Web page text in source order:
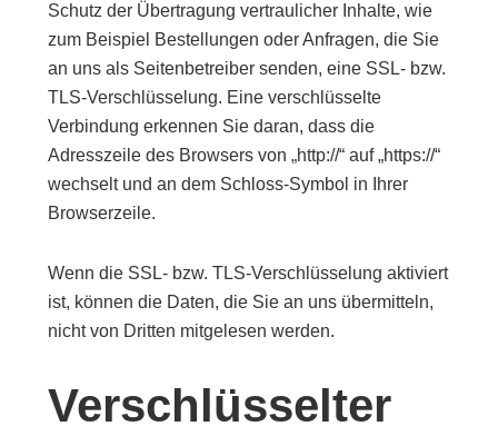
Schutz der Übertragung vertraulicher Inhalte, wie
zum Beispiel Bestellungen oder Anfragen, die Sie
an uns als Seitenbetreiber senden, eine SSL- bzw.
TLS-Verschlüsselung. Eine verschlüsselte
Verbindung erkennen Sie daran, dass die
Adresszeile des Browsers von „http://“ auf „https://“
wechselt und an dem Schloss-Symbol in Ihrer
Browserzeile.
Wenn die SSL- bzw. TLS-Verschlüsselung aktiviert
ist, können die Daten, die Sie an uns übermitteln,
nicht von Dritten mitgelesen werden.
Verschlüsselter